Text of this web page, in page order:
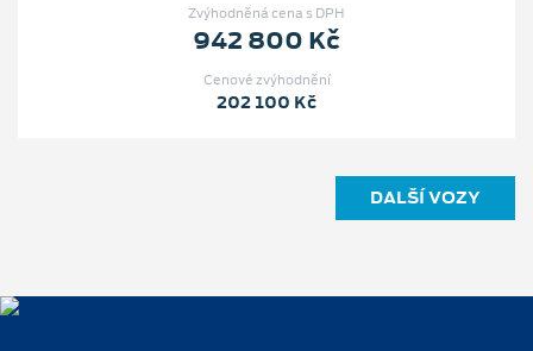
Zvýhodněná cena s DPH
942 800 Kč
Cenové zvýhodnění
202 100 Kč
DALŠÍ VOZY